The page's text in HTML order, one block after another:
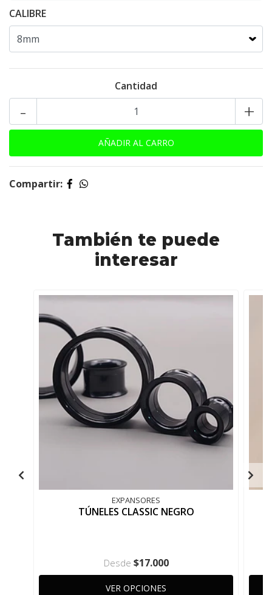
CALIBRE
Cantidad
+
-
Compartir:
También te puede
interesar
EXPANSORES
TÚNELES CLASSIC NEGRO
Desde $17.000
VER OPCIONES